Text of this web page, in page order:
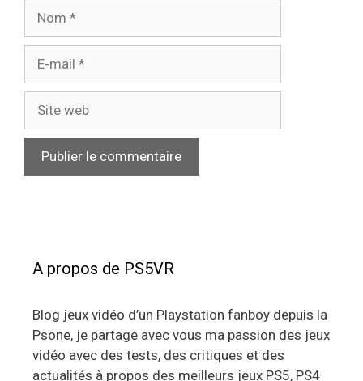
mail
web
A propos de PS5VR
Blog jeux vidéo d’un Playstation fanboy depuis la
Psone, je partage avec vous ma passion des jeux
vidéo avec des tests, des critiques et des
actualités à propos des meilleurs jeux PS5, PS4